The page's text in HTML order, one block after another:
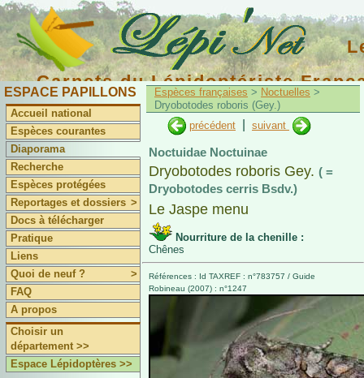
Carnets du Lépidoptériste
ESPACE PAPILLONS
Accueil national
Espèces courantes
Diaporama
Recherche
Espèces protégées
Reportages et dossiers >
Docs à télécharger
Pratique
Liens
Quoi de neuf ?
>
FAQ
A propos
Choisir un
département >>
Espace Lépidoptères >>
Espèces françaises > Noctuelles >
Dryobotodes roboris (Gey.)
précédent
suivant
Noctuidae Noctuinae
Dryobotodes roboris Gey. ( =
Dryobotodes cerris Bsdv.)
Le Jaspe menu
Nourriture de la chenille :
Chênes
Références : Id TAXREF : n°783757 / Guide
Robineau (2007) : n°1247